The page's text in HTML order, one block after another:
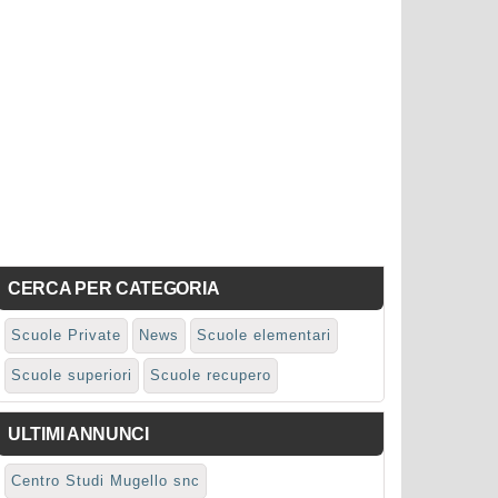
CERCA PER CATEGORIA
Scuole Private News Scuole elementari
Scuole superiori Scuole recupero
ULTIMI ANNUNCI
Centro Studi Mugello snc